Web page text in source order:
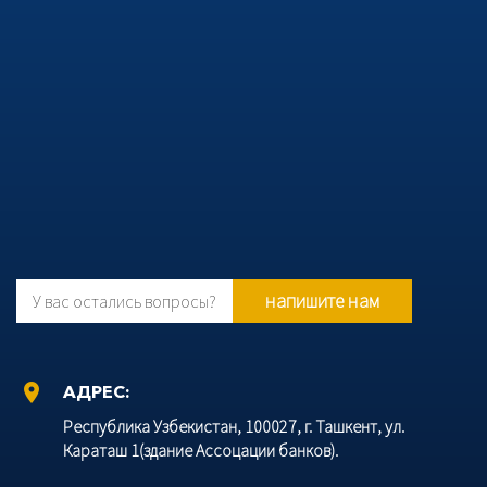
У вас остались вопросы? напишите нам
location_on
АДРЕС:
Республика Узбекистан, 100027, г. Ташкент, ул.
Караташ 1(здание Ассоцации банков).